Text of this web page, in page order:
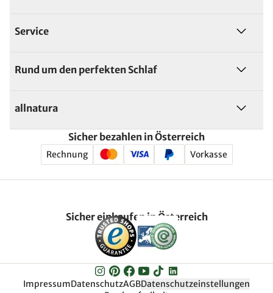
Service
Rund um den perfekten Schlaf
allnatura
Sicher bezahlen in Österreich
Rechnung Vorkasse
Sicher einkaufen in Österreich
ImpressumDatenschutzAGBDatenschutzeinstellungen